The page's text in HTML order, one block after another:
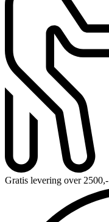
Gratis levering over 2500,-